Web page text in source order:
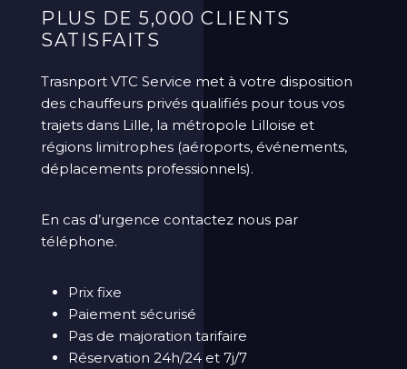
PLUS DE 5,000 CLIENTS
SATISFAITS
Trasnport VTC Service met à votre disposition
des chauffeurs privés qualifiés pour tous vos
trajets dans Lille, la métropole Lilloise et
régions limitrophes (aéroports, événements,
déplacements professionnels).
En cas d’urgence contactez nous par
téléphone.
Prix fixe
Paiement sécurisé
Pas de majoration tarifaire
Réservation 24h/24 et 7j/7